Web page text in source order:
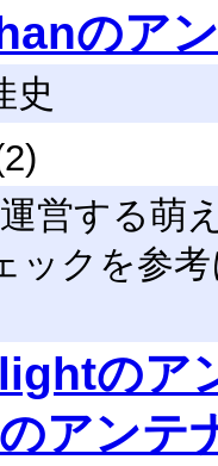
のア
史
営する萌
ックを参
のア
アンテ